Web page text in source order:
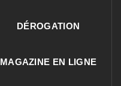
DÉROGATION
MAGAZINE EN LIGNE